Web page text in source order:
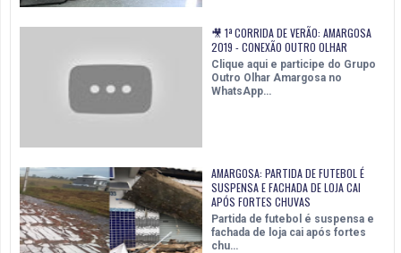
🎥 1ª CORRIDA DE VERÃO: AMARGOSA
2019 - CONEXÃO OUTRO OLHAR
Clique aqui e participe do Grupo
Outro Olhar Amargosa no
WhatsApp…
AMARGOSA: PARTIDA DE FUTEBOL É
SUSPENSA E FACHADA DE LOJA CAI
APÓS FORTES CHUVAS
Partida de futebol é suspensa e
fachada de loja cai após fortes
chu…